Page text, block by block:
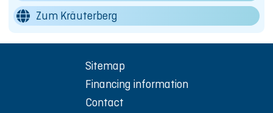
Zum Kräuterberg
Sitemap
Financing information
Contact